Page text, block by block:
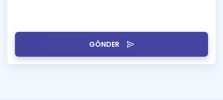
GÖNDER